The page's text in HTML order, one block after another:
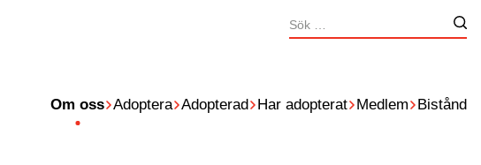
Sök
efter:
Om oss Adoptera Adopterad Har adopterat Medlem Bistånd